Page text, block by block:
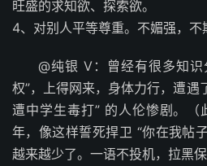
旺盛的求知欲、探索欲。
4、对别人平等尊重。不媚强，不
@纯银 V：曾经有很多知
权”，上得网来，身体力行，遭遇
遭中学生毒打” 的人伦惨剧。（
年，像这样誓死捍卫 “你在我帖
越来越少了。一语不投机，拉黑保